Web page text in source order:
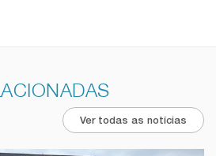
Ver todas as notícias